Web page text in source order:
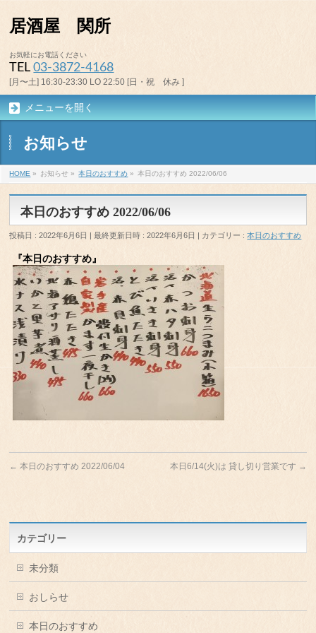
居酒屋 関所
お気軽にお電話ください
TEL03-3872-4168
[月〜土] 16:30-23:30 LO 22:50 [日・祝 休み ]
メニューを開く
お知らせ
HOME » お知らせ » 本日のおすすめ » 本日のおすすめ 2022/06/06
本日のおすすめ 2022/06/06
投稿日 : 2022年6月6日 最終更新日時 : 2022年6月6日 カテゴリー :本日のおすすめ
『本日のおすすめ』
← 本日のおすすめ 2022/06/04 本日6/14(火)は 貸し切り営業です →
カテゴリー
未分類
おしらせ
本日のおすすめ